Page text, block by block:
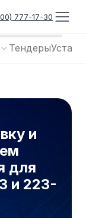
777-17-30
Тендеры
и
для
и 223-